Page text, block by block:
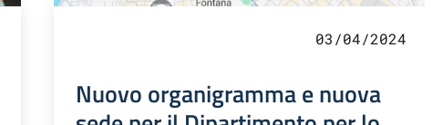
03/04/2024
Nuovo organigramma e nuova